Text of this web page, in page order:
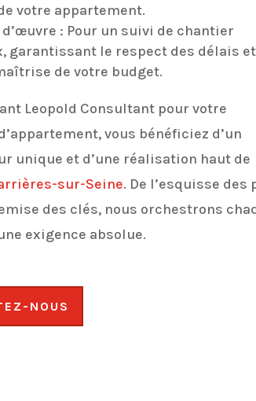
votre appartement.
: Pour un suivi de chantier
garantissant le respect des délais
de votre budget.
Leopold Consultant pour votre
vous bénéficiez d’un
unique et d’une réalisation haut de
sur-Seine. De l’esquisse des
des clés, nous orchestrons
exigence absolue.
NOUS